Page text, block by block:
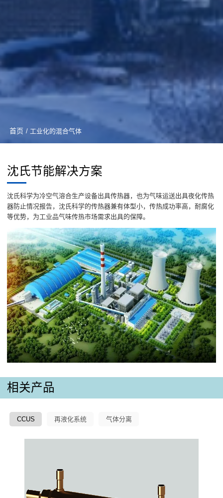
首页 / 工业化的混合气体
沈氏节能解决方案
沈氏科学为冷空气溶合生产设备出具传热器，也为气味运送出具夜化传热
器防止情况报告，沈氏科学的传热器兼有体型小，传热成功率高，耐腐化
等优势，为工业品气味传热市场需求出具的保障。
相关产品
CCUS 再液化系统 气体分离